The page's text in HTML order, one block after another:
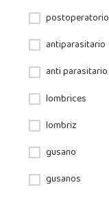
postoperatorio
antiparasitario
anti parasitario
lombrices
lombriz
gusano
gusanos